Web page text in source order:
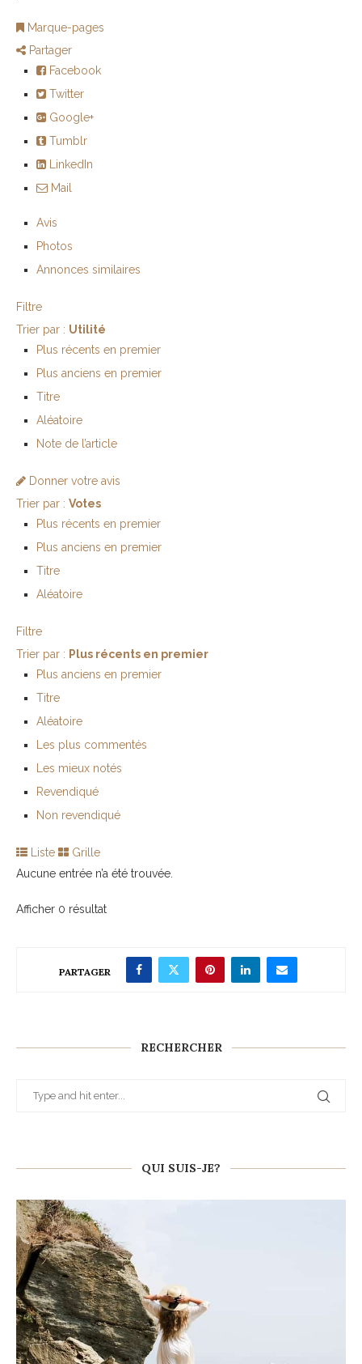
Marque-pages
Partager
Facebook
Twitter
Google+
Tumblr
LinkedIn
Mail
Avis
Photos
Annonces similaires
Filtre
Trier par : Utilité
Plus récents en premier
Plus anciens en premier
Titre
Aléatoire
Note de l’article
Donner votre avis
Trier par : Votes
Plus récents en premier
Plus anciens en premier
Titre
Aléatoire
Filtre
Trier par : Plus récents en premier
Plus anciens en premier
Titre
Aléatoire
Les plus commentés
Les mieux notés
Revendiqué
Non revendiqué
Liste
Grille
Aucune entrée n’a été trouvée.
Afficher 0 résultat
PARTAGER
RECHERCHER
QUI SUIS-JE?